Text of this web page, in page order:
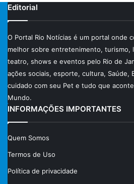
Editorial
O Portal Rio Notícias é um portal onde
melhor sobre entretenimento, turismo,
teatro, shows e eventos pelo Rio de
ações sociais, esporte, cultura, Saúde,
cuidado com seu Pet e tudo que
Mundo.
INFORMAÇÕES IMPORTANTES
Quem Somos
Termos de Uso
Política de privacidade